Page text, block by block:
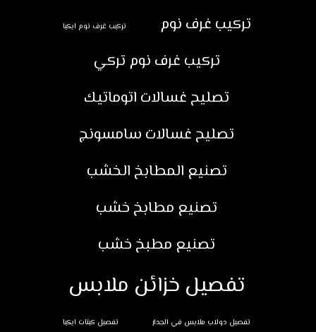
تركيب غرف نوم
تركيب غرف نوم ايكيا
تركيب غرف نوم تركي
تصليح غسالات اتوماتيك
تصليح غسالات سامسونج
تصنيع المطابخ الخشب
تصنيع مطابخ خشب
تصنيع مطبخ خشب
تفصيل خزائن ملابس
تفصيل دولاب ملابس في الجدار تفصيل كبتات ايكيا